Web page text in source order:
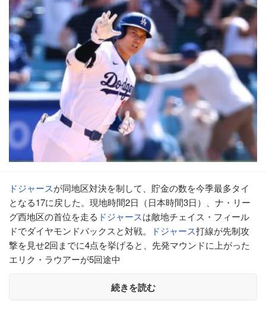
ドジャースが同地区対決を制して、貯金の数を今季最多タイ
となる17に戻した。現地時間2日（日本時間3日）、ナ・リー
グ西地区の首位を走る ドジャースは敵地チェイス・フィール
ドでダイヤモンドバックスと対戦。
ドジャース打線が先制攻
撃を見せ2回までに4点を挙げると、先発マウンドに上がった
エリク・ラウアーが5回途中
続きを読む